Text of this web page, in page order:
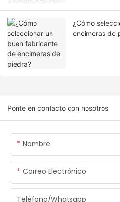
¿Cómo
encimeras de
Ponte en contacto con nosotros
Nombre
Correo Electrónico
Teléfono/whatsapp